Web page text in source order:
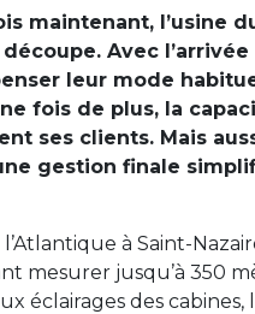
maintenant, l’usine
Avec
leur mode
fois de plus, la
ses clients. Mais
gestion finale
l’Atlantique à Saint-
mesurer jusqu’à 350
éclairages des